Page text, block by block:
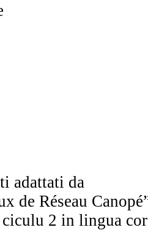
adattati da
de Réseau
2 in lingua